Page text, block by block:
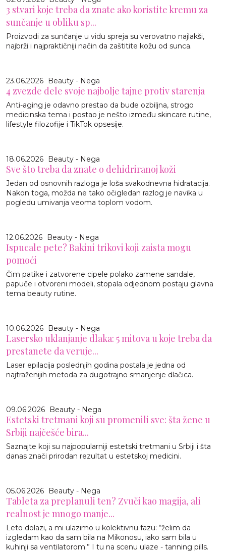
3 stvari koje treba da znate ako koristite kremu za
sunčanje u obliku sp...
Proizvodi za sunčanje u vidu spreja su verovatno najlakši,
najbrži i najpraktičniji način da zaštitite kožu od sunca.
23.06.2026 Beauty - Nega
4 zvezde dele svoje najbolje tajne protiv starenja
Anti-aging je odavno prestao da bude ozbiljna, strogo
medicinska tema i postao je nešto između skincare rutine,
lifestyle filozofije i TikTok opsesije.
18.06.2026 Beauty - Nega
Sve što treba da znate o dehidriranoj koži
Jedan od osnovnih razloga je loša svakodnevna hidratacija.
Nakon toga, možda ne tako očigledan razlog je navika u
pogledu umivanja veoma toplom vodom.
12.06.2026 Beauty - Nega
Ispucale pete? Bakini trikovi koji zaista mogu
pomoći
Čim patike i zatvorene cipele polako zamene sandale,
papuče i otvoreni modeli, stopala odjednom postaju glavna
tema beauty rutine.
10.06.2026 Beauty - Nega
Lasersko uklanjanje dlaka: 5 mitova u koje treba da
prestanete da veruje...
Laser epilacija poslednjih godina postala je jedna od
najtraženijih metoda za dugotrajno smanjenje dlačica.
09.06.2026 Beauty - Nega
Estetski tretmani koji su promenili sve: šta žene u
Srbiji najčešće bira...
Saznajte koji su najpopularniji estetski tretmani u Srbiji i šta
danas znači prirodan rezultat u estetskoj medicini.
05.06.2026 Beauty - Nega
Tableta za preplanuli ten? Zvuči kao magija, ali
realnost je mnogo manje...
Leto dolazi, a mi ulazimo u kolektivnu fazu: “želim da
izgledam kao da sam bila na Mikonosu, iako sam bila u
kuhinji sa ventilatorom.” I tu na scenu ulaze - tanning pills.